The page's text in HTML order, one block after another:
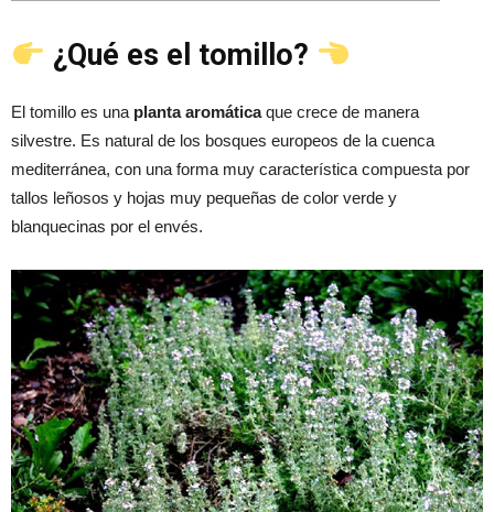
¿Qué es el tomillo?
El tomillo es una planta aromáticaque crece de manera
silvestre. Es natural de los bosques europeos de la cuenca
mediterránea, con una forma muy característica compuesta por
tallos leñosos y hojas muy pequeñas de color verde y
blanquecinas por el envés.